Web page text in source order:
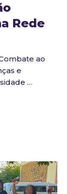
Rede
ao
e
…